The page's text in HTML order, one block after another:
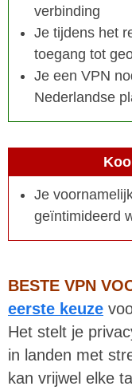
verbinding
Je tijdens het
toegang tot
Je een VPN
Nederlandse
Je
geïntimideerd
BESTE VPN
eerste keuze
Het stelt je
in landen met
kan vrijwel elke